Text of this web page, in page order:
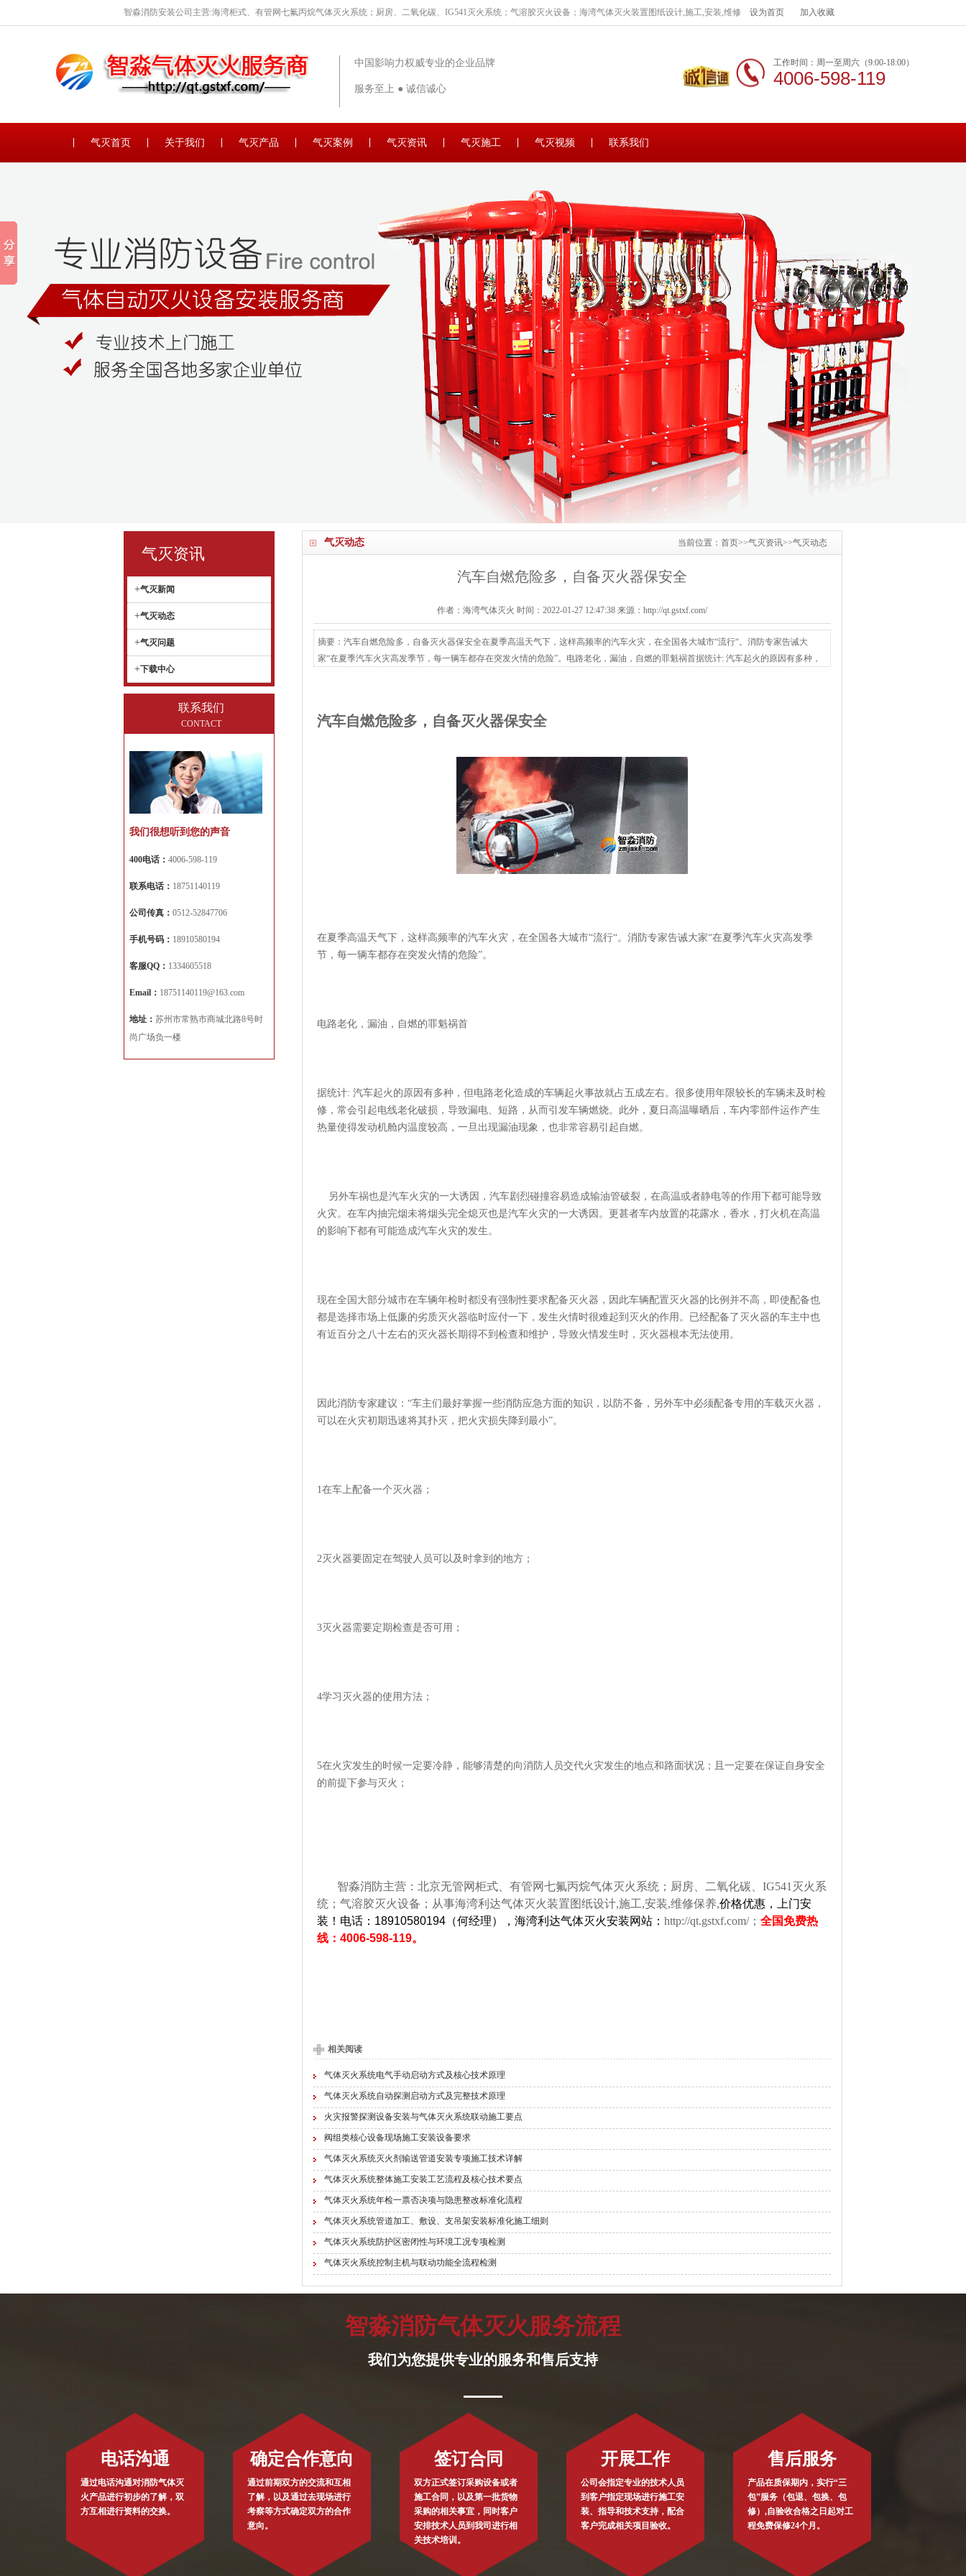
智淼消防安装公司主营:海湾柜式、有管网七氟丙烷气体灭火系统；厨房、二氧化碳、IG541灭火系统；气溶胶灭火设备；海湾气体灭火装置图纸设计,施工,安装,维修 设为首页 加入收藏
中国影响力权威专业的企业品牌
服务至上 ● 诚信诚心
工作时间：周一至周六（9:00-18:00）
4006-598-119
气灭首页 关于我们 气灭产品 气灭案例 气灭资讯 气灭施工 气灭视频 联系我们
气灭动态 当前位置： 首页>>气灭资讯>>气灭动态
汽车自燃危险多，自备灭火器保安全
作者：海湾气体灭火 时间：2022-01-27 12:47:38 来源：http://qt.gstxf.com/
摘要：汽车自燃危险多，自备灭火器保安全在夏季高温天气下，这样高频率的汽车火灾，在全国各大城市“流行“。消防专家告诫大
家“在夏季汽车火灾高发季节，每一辆车都存在突发火情的危险”。电路老化，漏油，自燃的罪魁祸首据统计: 汽车起火的原因有多种，
汽车自燃危险多，自备灭火器保安全
在夏季高温天气下，这样高频率的汽车火灾，在全国各大城市“流行“。消防专家告诫大家“在夏季汽车火灾高发季
节，每一辆车都存在突发火情的危险”。
电路老化，漏油，自燃的罪魁祸首
据统计: 汽车起火的原因有多种，但电路老化造成的车辆起火事故就占五成左右。很多使用年限较长的车辆未及时检
修，常会引起电线老化破损，导致漏电、短路，从而引发车辆燃烧。此外，夏日高温曝晒后，车内零部件运作产生
热量使得发动机舱内温度较高，一旦出现漏油现象，也非常容易引起自燃。
另外车祸也是汽车火灾的一大诱因，汽车剧烈碰撞容易造成输油管破裂，在高温或者静电等的作用下都可能导致
火灾。在车内抽完烟未将烟头完全熄灭也是汽车火灾的一大诱因。更甚者车内放置的花露水，香水，打火机在高温
的影响下都有可能造成汽车火灾的发生。
现在全国大部分城市在车辆年检时都没有强制性要求配备灭火器，因此车辆配置灭火器的比例并不高，即使配备也
都是选择市场上低廉的劣质灭火器临时应付一下，发生火情时很难起到灭火的作用。已经配备了灭火器的车主中也
有近百分之八十左右的灭火器长期得不到检查和维护，导致火情发生时，灭火器根本无法使用。
因此消防专家建议：“车主们最好掌握一些消防应急方面的知识，以防不备，另外车中必须配备专用的车载灭火器，
可以在火灾初期迅速将其扑灭，把火灾损失降到最小”。
1在车上配备一个灭火器；
2灭火器要固定在驾驶人员可以及时拿到的地方；
3灭火器需要定期检查是否可用；
4学习灭火器的使用方法；
5在火灾发生的时候一定要冷静，能够清楚的向消防人员交代火灾发生的地点和路面状况；且一定要在保证自身安全
的前提下参与灭火；
智淼消防主营：北京无管网柜式、有管网七氟丙烷气体灭火系统；厨房、二氧化碳、IG541灭火系
统；气溶胶灭火设备；从事海湾利达气体灭火装置图纸设计,施工,安装,维修保养,价格优惠，上门安
装！电话：18910580194（何经理），海湾利达气体灭火安装网站： http://qt.gstxf.com/； 全国免费热
线：4006-598-119。
相关阅读
气体灭火系统电气手动启动方式及核心技术原理
气体灭火系统自动探测启动方式及完整技术原理
火灾报警探测设备安装与气体灭火系统联动施工要点
阀组类核心设备现场施工安装设备要求
气体灭火系统灭火剂输送管道安装专项施工技术详解
气体灭火系统整体施工安装工艺流程及核心技术要点
气体灭火系统年检一票否决项与隐患整改标准化流程
气体灭火系统管道加工、敷设、支吊架安装标准化施工细则
气体灭火系统防护区密闭性与环境工况专项检测
气体灭火系统控制主机与联动功能全流程检测
气灭资讯
+气灭新闻
+气灭动态
+气灭问题
+下载中心
联系我们
CONTACT
我们很想听到您的声音
400电话： 4006-598-119
联系电话： 18751140119
公司传真： 0512-52847706
手机号码： 18910580194
客服QQ： 1334605518
Email： 18751140119@163.com
地址： 苏州市常熟市商城北路8号时
尚广场负一楼
智淼消防气体灭火服务流程
我们为您提供专业的服务和售后支持
电话沟通
通过电话沟通对消防气体灭
火产品进行初步的了解，双
方互相进行资料的交换。
确定合作意向
通过前期双方的交流和互相
了解，以及通过去现场进行
考察等方式确定双方的合作
意向。
签订合同
双方正式签订采购设备或者
施工合同，以及第一批货物
采购的相关事宜，同时客户
安排技术人员到我司进行相
关技术培训。
开展工作
公司会指定专业的技术人员
到客户指定现场进行施工安
装、指导和技术支持，配合
客户完成相关项目验收。
售后服务
产品在质保期内，实行“三
包”服务（包退、包换、包
修）,自验收合格之日起对工
程免费保修24个月。